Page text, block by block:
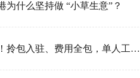
为什么坚持做 “小草生意”？
创富港香港金钟新店开业！拎包入驻、费用全包，单人工位3000/月